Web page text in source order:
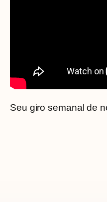
Seu giro semanal de